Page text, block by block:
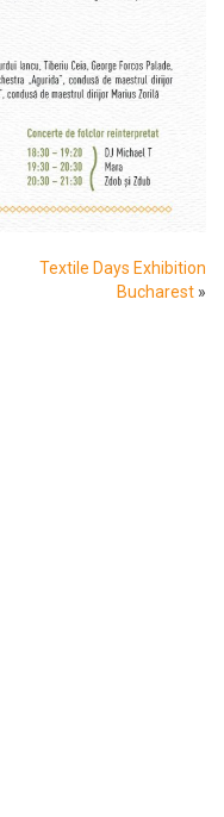
Textile Days Exhibition
Bucharest »